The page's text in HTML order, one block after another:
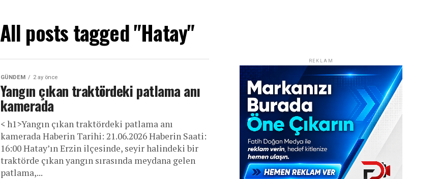
All posts tagged "Hatay"
GÜNDEM 2 ay önce
Yangın çıkan traktördeki patlama anı
kamerada
< h1>Yangın çıkan traktördeki patlama anı
kamerada Haberin Tarihi: 21.06.2026 Haberin Saati:
16:00 Hatay’ın Erzin ilçesinde, seyir halindeki bir
traktörde çıkan yangın sırasında meydana gelen
patlama,...
REKLAM